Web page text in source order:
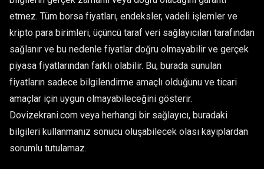
etmez. Tüm borsa fiyatları, endeksler, vadeli işlemler ve
kripto para birimleri, üçüncü taraf veri sağlayıcıları tarafından
sağlanır ve bu nedenle fiyatlar doğru olmayabilir ve gerçek
piyasa fiyatlarından farklı olabilir. Bu, burada sunulan
fiyatların sadece bilgilendirme amaçlı olduğunu ve ticari
amaçlar için uygun olmayabileceğini gösterir.
Dovizekrani.com veya herhangi bir sağlayıcı, buradaki
bilgileri kullanmanız sonucu oluşabilecek olası kayıplardan
sorumlu tutulamaz.